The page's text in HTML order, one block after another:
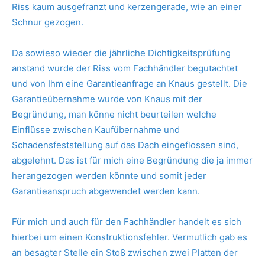
Riss kaum ausgefranzt und kerzengerade, wie an einer
Schnur gezogen.
Da sowieso wieder die jährliche Dichtigkeitsprüfung
anstand wurde der Riss vom Fachhändler begutachtet
und von Ihm eine Garantieanfrage an Knaus gestellt. Die
Garantieübernahme wurde von Knaus mit der
Begründung, man könne nicht beurteilen welche
Einflüsse zwischen Kaufübernahme und
Schadensfeststellung auf das Dach eingeflossen sind,
abgelehnt. Das ist für mich eine Begründung die ja immer
herangezogen werden könnte und somit jeder
Garantieanspruch abgewendet werden kann.
Für mich und auch für den Fachhändler handelt es sich
hierbei um einen Konstruktionsfehler. Vermutlich gab es
an besagter Stelle ein Stoß zwischen zwei Platten der